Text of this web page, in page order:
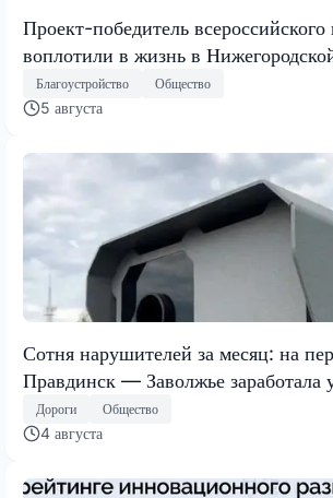
Проект-победитель всероссийского
воплотили в жизнь в
Благоустройство Общество
5 августа
Сотня нарушителей за месяц: на
Правдинск — Заволжье заработала
Дороги Общество
4 августа